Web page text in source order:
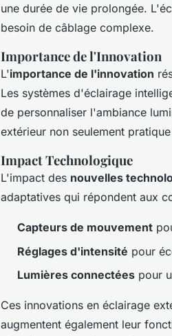
une durée de vie prolongée.
besoin de câblage complexe.
Importance de l'Innovation
L'importance de l'innovation
Les systèmes d'éclairage
de personnaliser l'ambiance
extérieur non seulement
Impact Technologique
L'impact des nouvelles
adaptatives qui répondent aux
Capteurs de mouvement
Réglages d'intensité pour
Lumières connectées pour
Ces innovations en éclairage
augmentent également leur